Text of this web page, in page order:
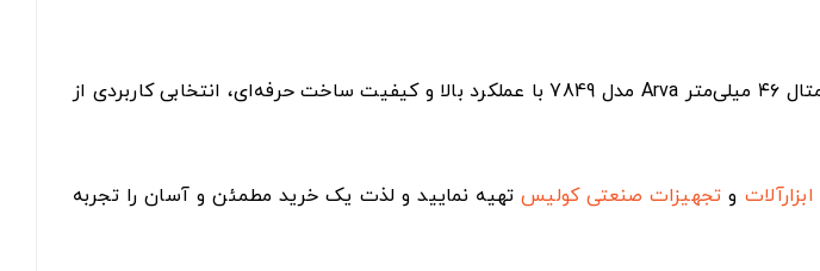
اگر به‌دنبال یک گردبر دقیق و بادوام برای سوراخ‌کاری در قطر متوسط هستید، گردبر بای‌متال ۴۶ میلی‌متر Arva مدل 7849 با عملکرد بالا و کیفیت ساخت حرفه‌ای، انتخابی کاربردی از
ابزارآلات و تجهیزات صنعتی کولیستهیه نمایید و لذت یک خرید مطمئن و آسان را تجربه